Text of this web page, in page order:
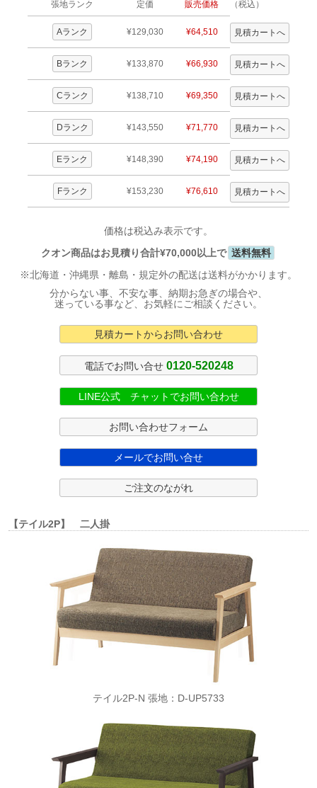
張地ランク 定価 販売価格 （税込）
Aランク ¥129,030 ¥64,510
Bランク ¥133,870 ¥66,930
Cランク ¥138,710 ¥69,350
Dランク ¥143,550 ¥71,770
Eランク ¥148,390 ¥74,190
Fランク ¥153,230 ¥76,610
価格は税込み表示です。
クオン商品はお見積り合計¥70,000以上で 送料無料
※北海道・沖縄県・離島・規定外の配送は送料がかかります。
分からない事、不安な事、納期お急ぎの場合や、
迷っている事など、お気軽にご相談ください。
見積カートからお問い合わせ
電話でお問い合せ 0120-520248
LINE公式 チャットでお問い合わせ
お問い合わせフォーム
メールでお問い合せ
ご注文のながれ
【テイル2P】 二人掛
テイル2P-N 張地：D-UP5733